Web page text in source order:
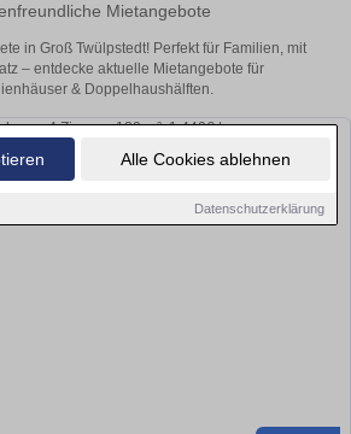
Alle Cookies ablehnen
Datenschutzerklärung
Mietangebote
in Groß Twülpstedt! Perfekt für Familien, mit
– entdecke aktuelle Mietangebote für
& Doppelhaushälften.